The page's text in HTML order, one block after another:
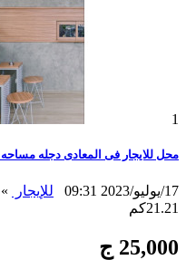
1
محل للايجار فى المعادى دجله مساحه 35 م داخلى و 60 م خارجى
17/يوليو/2023 09:31 للإيجار »
21.21كم
25,000 ج